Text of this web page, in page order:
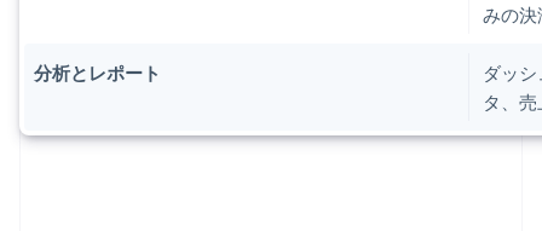
みの
分析とレポート
ダッ
タ、